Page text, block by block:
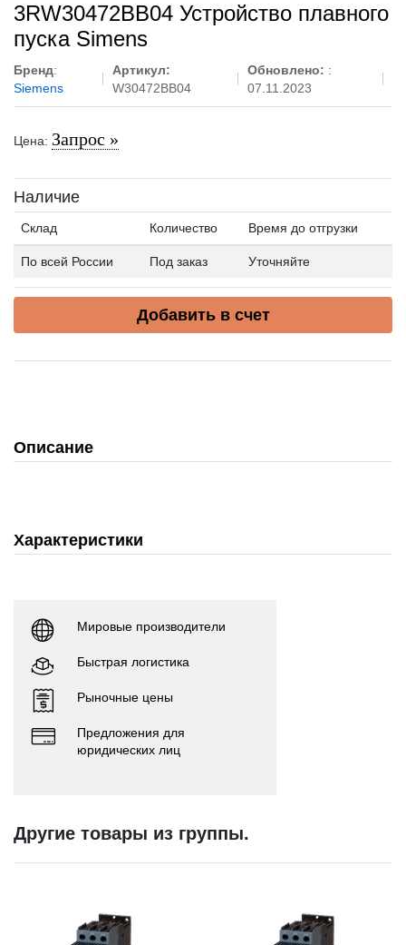
3RW30472BB04 Устройство плавного
пуска Simens
Бренд:
Siemens
Артикул:
W30472BB04
Обновлено: :
07.11.2023
Цена: Запрос »
Наличие
Склад Количество Время до отгрузки
По всей России Под заказ Уточняйте
Добавить в счет
Описание
Характеристики
Мировые производители
Быстрая логистика
Рыночные цены
Предложения для
юридических лиц
Другие товары из группы.